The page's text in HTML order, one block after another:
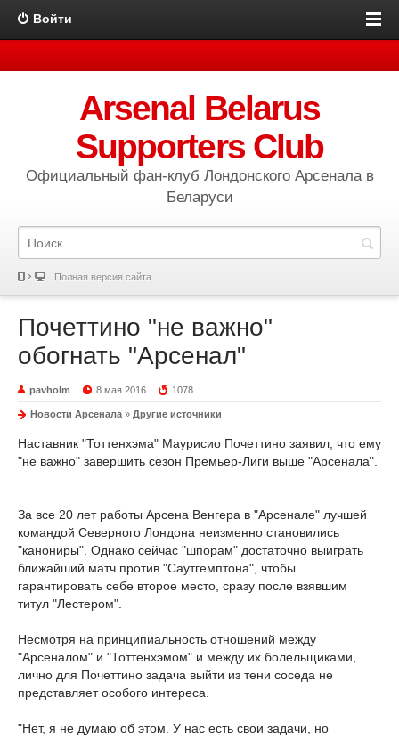
Войти
Arsenal Belarus
Supporters Club
Официальный фан-клуб Лондонского Арсенала в
Беларуси
Полная версия сайта
Почеттино "не важно"
обогнать "Арсенал"
pavholm 8 мая 2016 1078
Новости Арсенала » Другие источники
Наставник "Тоттенхэма" Маурисио Почеттино заявил, что ему
"не важно" завершить сезон Премьер-Лиги выше "Арсенала".
За все 20 лет работы Арсена Венгера в "Арсенале" лучшей
командой Северного Лондона неизменно становились
"канониры". Однако сейчас "шпорам" достаточно выиграть
ближайший матч против "Саутгемптона", чтобы
гарантировать себе второе место, сразу после взявшим
титул "Лестером".
Несмотря на принципиальность отношений между
"Арсеналом" и "Тоттенхэмом" и между их болельщиками,
лично для Почеттино задача выйти из тени соседа не
представляет особого интереса.
"Нет, я не думаю об этом. У нас есть свои задачи, но